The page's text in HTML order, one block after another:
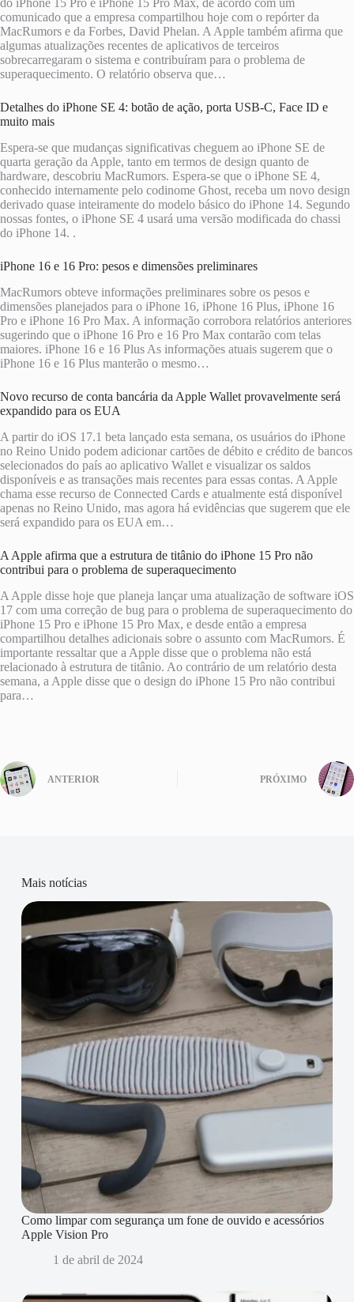
do iPhone 15 Pro e iPhone 15 Pro Max, de acordo com um
comunicado que a empresa compartilhou hoje com o repórter da
MacRumors e da Forbes, David Phelan. A Apple também afirma que
algumas atualizações recentes de aplicativos de terceiros
sobrecarregaram o sistema e contribuíram para o problema de
superaquecimento. O relatório observa que…
Detalhes do iPhone SE 4: botão de ação, porta USB-C, Face ID e
muito mais
Espera-se que mudanças significativas cheguem ao iPhone SE de
quarta geração da Apple, tanto em termos de design quanto de
hardware, descobriu MacRumors. Espera-se que o iPhone SE 4,
conhecido internamente pelo codinome Ghost, receba um novo design
derivado quase inteiramente do modelo básico do iPhone 14. Segundo
nossas fontes, o iPhone SE 4 usará uma versão modificada do chassi
do iPhone 14. .
iPhone 16 e 16 Pro: pesos e dimensões preliminares
MacRumors obteve informações preliminares sobre os pesos e
dimensões planejados para o iPhone 16, iPhone 16 Plus, iPhone 16
Pro e iPhone 16 Pro Max. A informação corrobora relatórios anteriores
sugerindo que o iPhone 16 Pro e 16 Pro Max contarão com telas
maiores. iPhone 16 e 16 Plus As informações atuais sugerem que o
iPhone 16 e 16 Plus manterão o mesmo…
Novo recurso de conta bancária da Apple Wallet provavelmente será
expandido para os EUA
A partir do iOS 17.1 beta lançado esta semana, os usuários do iPhone
no Reino Unido podem adicionar cartões de débito e crédito de bancos
selecionados do país ao aplicativo Wallet e visualizar os saldos
disponíveis e as transações mais recentes para essas contas. A Apple
chama esse recurso de Connected Cards e atualmente está disponível
apenas no Reino Unido, mas agora há evidências que sugerem que ele
será expandido para os EUA em…
A Apple afirma que a estrutura de titânio do iPhone 15 Pro não
contribui para o problema de superaquecimento
A Apple disse hoje que planeja lançar uma atualização de software iOS
17 com uma correção de bug para o problema de superaquecimento do
iPhone 15 Pro e iPhone 15 Pro Max, e desde então a empresa
compartilhou detalhes adicionais sobre o assunto com MacRumors. É
importante ressaltar que a Apple disse que o problema não está
relacionado à estrutura de titânio. Ao contrário de um relatório desta
semana, a Apple disse que o design do iPhone 15 Pro não contribui
para…
ANTERIOR PRÓXIMO
Mais notícias
Como limpar com segurança um fone de ouvido e acessórios
Apple Vision Pro
1 de abril de 2024